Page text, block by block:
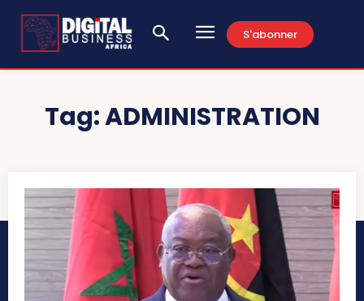
S'abonner
Tag:ADMINISTRATION